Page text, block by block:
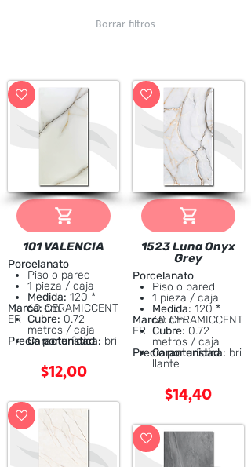
Borrar filtros
101 VALENCIA
Porcelanato
Piso o pared
1 pieza / caja
Medida: 120 *
60 cm.
Cubre: 0.72
metros / caja
Característica: bri
Marca:CERAMICCENT
ER
Precio por unidad
$12,00
1523 Luna Onyx
Grey
Porcelanato
Piso o pared
1 pieza / caja
Medida: 120 *
60 cm.
Cubre: 0.72
metros / caja
Característica: bri
llante
Marca:CERAMICCENT
ER
Precio por unidad
$14,40